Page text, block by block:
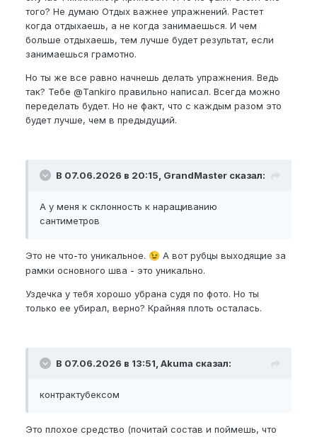
того? Не думаю Отдых важнее упражнений. Растет
когда отдыхаешь, а не когда занимаешься. И чем
больше отдыхаешь, тем лучше будет результат, если
занимаешься грамотно.
Но ты же все равно начнешь делать упражнения. Ведь
так? Тебе @Tankiro правильно написал. Всегда можно
переделать будет. Но не факт, что с каждым разом это
будет лучше, чем в предыдущий.
В 07.06.2026 в 20:15, GrandMaster сказал:
А у меня к склонность к наращиванию
сантиметров
Это не что-то уникальное. 😉 А вот рубцы выходящие за
рамки основного шва - это уникально.
Уздечка у тебя хорошо убрана судя по фото. Но ты
только ее убирал, верно? Крайняя плоть осталась.
В 07.06.2026 в 13:51, Akuma сказал:
контрактубексом
Это плохое средство (почитай состав и поймешь, что